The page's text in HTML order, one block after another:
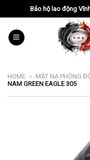
đến
nội
dung
Bảo hộ lao động
HOME » MẶT NẠ PHÒNG
NAM GREEN EAGLE 305